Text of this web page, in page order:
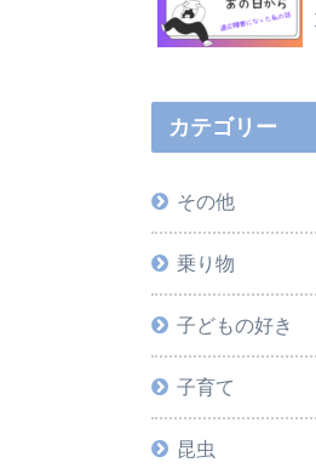
カテゴリー
その他
乗り物
子どもの好き
子育て
昆虫